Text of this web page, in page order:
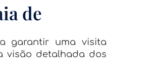
de
garantir uma visita
visão detalhada dos